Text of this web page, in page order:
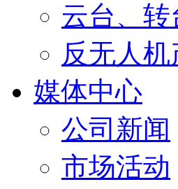
云台、转
反无人机
媒体中心
公司新闻
市场活动